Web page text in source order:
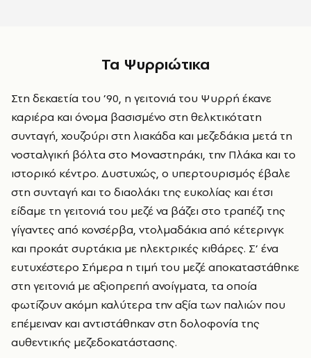
Τα Ψυρριώτικα
Στη δεκαετία του ’90, η γειτονιά του Ψυρρή έκανε
καριέρα και όνομα βασισμένο στη θελκτικότατη
συνταγή, χουζούρι στη λιακάδα και μεζεδάκια μετά τη
νοσταλγική βόλτα στο Μοναστηράκι, την Πλάκα και το
ιστορικό κέντρο. Δυστυχώς, ο υπερτουρισμός έβαλε
στη συνταγή και το διαολάκι της ευκολίας και έτσι
είδαμε τη γειτονιά του μεζέ να βάζει στο τραπέζι της
γίγαντες από κονσέρβα, ντολμαδάκια από κέτερινγκ
και προκάτ συρτάκια με ηλεκτρικές κιθάρες. Σ’ ένα
ευτυχέστερο Σήμερα η τιμή του μεζέ αποκαταστάθηκε
στη γειτονιά με αξιοπρεπή ανοίγματα, τα οποία
φωτίζουν ακόμη καλύτερα την αξία των παλιών που
επέμειναν και αντιστάθηκαν στη δολοφονία της
αυθεντικής μεζεδοκατάστασης.